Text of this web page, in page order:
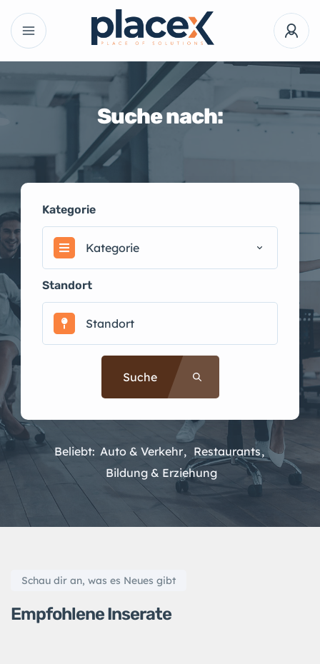
Suche nach:
Kategorie
Kategorie
Standort
Suche
Beliebt: Auto & Verkehr
Restaurants
Bildung & Erziehung
Schau dir an, was es Neues gibt
Empfohlene Inserate